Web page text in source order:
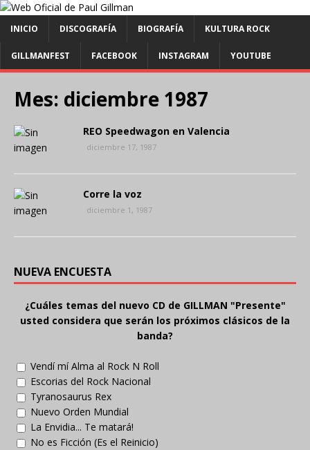
INICIO DISCOGRAFÍA BIOGRAFÍA KULTURA ROCK
GILLMANFEST FACEBOOK INSTAGRAM YOUTUBE
Mes: diciembre 1987
REO Speedwagon en Valencia
diciembre 17, 1987
Corre la voz
diciembre 1, 1987
NUEVA ENCUESTA
¿Cuáles temas del nuevo CD de GILLMAN "Presente"
usted considera que serán los próximos clásicos de la
banda?
Vendí mí Alma al Rock N Roll
Escorias del Rock Nacional
Tyranosaurus Rex
Nuevo Orden Mundial
La Envidia... Te matará!
No es Ficción (Es el Reinicio)